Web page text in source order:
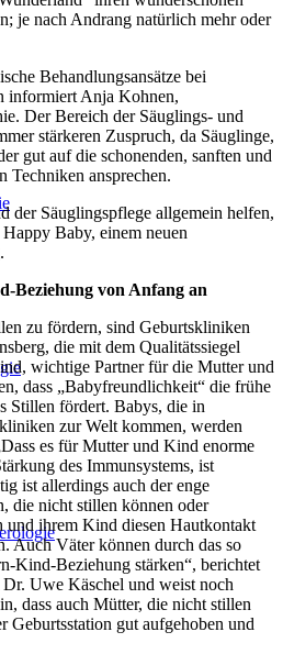
je nach Andrang natürlich mehr oder
Behandlungsansätze bei
informiert Anja Kohnen,
Der Bereich der Säuglings- und
stärkeren Zuspruch, da Säuglinge,
gut auf die schonenden, sanften und
Techniken ansprechen.
der Säuglingspflege allgemein helfen,
Baby, einem neuen
Beziehung von Anfang an
zu fördern, sind Geburtskliniken
die mit dem Qualitätssiegel
wichtige Partner für die Mutter und
dass „Babyfreundlichkeit“ die frühe
Stillen fördert. Babys, die in
zur Welt kommen, werden
es für Mutter und Kind enorme
des Immunsystems, ist
ist allerdings auch der enge
die nicht stillen können oder
und ihrem Kind diesen Hautkontakt
Auch Väter können durch das so
Kind-Beziehung stärken“, berichtet
Uwe Käschel und weist noch
dass auch Mütter, die nicht stillen
Geburtsstation gut aufgehoben und